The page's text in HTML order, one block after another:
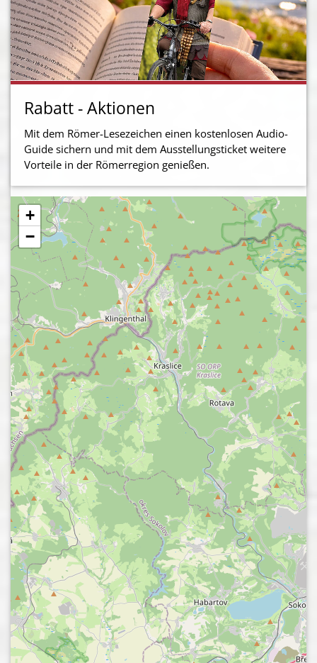
Rabatt - Aktionen
Mit dem Römer-Lesezeichen einen kostenlosen Audio-
Guide sichern und mit dem Ausstellungsticket weitere
Vorteile in der Römerregion genießen.
+
−